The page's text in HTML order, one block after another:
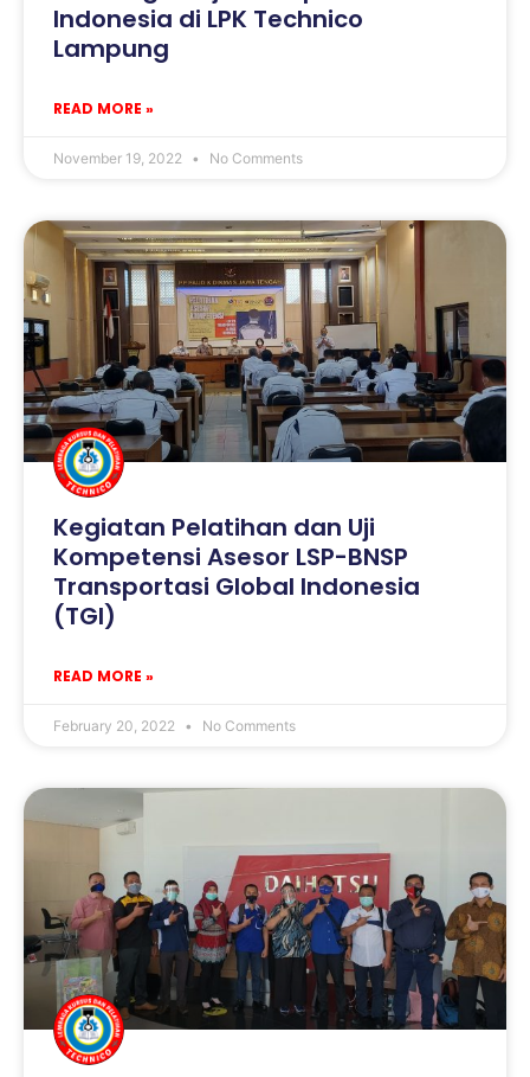
Indonesia di LPK Technico
Lampung
READ MORE »
November 19, 2022 No Comments
Kegiatan Pelatihan dan Uji
Kompetensi Asesor LSP-BNSP
Transportasi Global Indonesia
(TGI)
READ MORE »
February 20, 2022 No Comments